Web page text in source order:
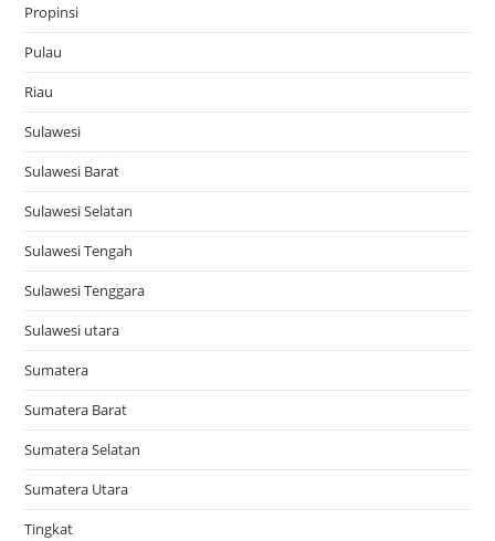
Propinsi
Pulau
Riau
Sulawesi
Sulawesi Barat
Sulawesi Selatan
Sulawesi Tengah
Sulawesi Tenggara
Sulawesi utara
Sumatera
Sumatera Barat
Sumatera Selatan
Sumatera Utara
Tingkat